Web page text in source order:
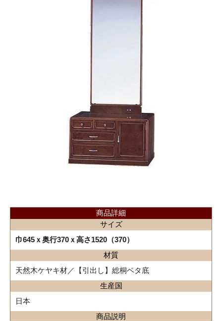
商品詳細
サイズ
巾645ｘ奥行370ｘ高さ1520（370）
材質
天然木ケヤキ材／【引出し】総桐ベタ底
生産国
日本
商品説明